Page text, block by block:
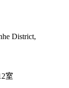
District,
室